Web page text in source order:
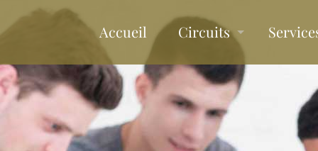
Accueil Circuits